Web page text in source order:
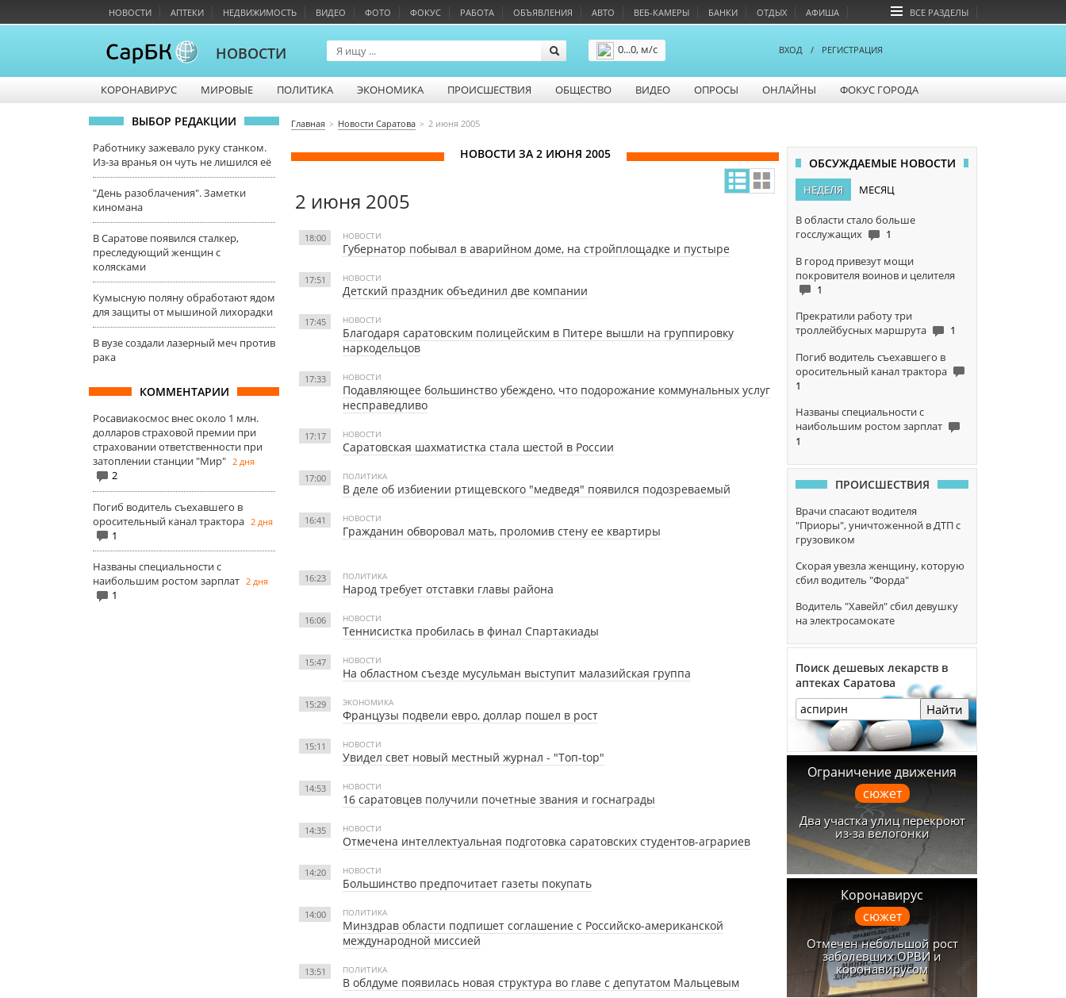
НОВОСТИ АПТЕКИ НЕДВИЖИМОСТЬ ВИДЕО ФОТО ФОКУС РАБОТА ОБЪЯВЛЕНИЯ АВТО ВЕБ-КАМЕРЫ БАНКИ ОТДЫХ АФИША ВСЕ РАЗДЕЛЫ
НОВОСТИ
0...0, м/с
ВХОД / РЕГИСТРАЦИЯ
КОРОНАВИРУС МИРОВЫЕ ПОЛИТИКА ЭКОНОМИКА ПРОИСШЕСТВИЯ ОБЩЕСТВО ВИДЕО ОПРОСЫ ОНЛАЙНЫ ФОКУС ГОРОДА
ВЫБОР РЕДАКЦИИ
Работнику зажевало руку станком.
Из-за вранья он чуть не лишился её
"День разоблачения". Заметки
киномана
В Саратове появился сталкер,
преследующий женщин с
колясками
Кумысную поляну обработают ядом
для защиты от мышиной лихорадки
В вузе создали лазерный меч против
рака
КОММЕНТАРИИ
Росавиакосмос внес около 1 млн.
долларов страховой премии при
страховании ответственности при
затоплении станции "Мир" 2 дня
2
Погиб водитель съехавшего в
оросительный канал трактора 2 дня
1
Названы специальности с
наибольшим ростом зарплат 2 дня
1
Главная Новости Саратова 2 июня 2005
НОВОСТИ ЗА 2 ИЮНЯ 2005
2 июня 2005
18:00 НОВОСТИ
Губернатор побывал в аварийном доме, на стройплощадке и пустыре
17:51 НОВОСТИ
Детский праздник объединил две компании
17:45 НОВОСТИ
Благодаря саратовским полицейским в Питере вышли на группировку
наркодельцов
17:33 НОВОСТИ
Подавляющее большинство убеждено, что подорожание коммунальных услуг
несправедливо
17:17 НОВОСТИ
Саратовская шахматистка стала шестой в России
17:00 ПОЛИТИКА
В деле об избиении ртищевского "медведя" появился подозреваемый
16:41 НОВОСТИ
Гражданин обворовал мать, проломив стену ее квартиры
16:23 ПОЛИТИКА
Народ требует отставки главы района
16:06 НОВОСТИ
Теннисистка пробилась в финал Спартакиады
15:47 НОВОСТИ
На областном съезде мусульман выступит малазийская группа
15:29 ЭКОНОМИКА
Французы подвели евро, доллар пошел в рост
15:11 НОВОСТИ
Увидел свет новый местный журнал - "Топ-top"
14:53 НОВОСТИ
16 саратовцев получили почетные звания и госнаграды
14:35 НОВОСТИ
Отмечена интеллектуальная подготовка саратовских студентов-аграриев
14:20 НОВОСТИ
Большинство предпочитает газеты покупать
14:00 ПОЛИТИКА
Минздрав области подпишет соглашение с Российско-американской
международной миссией
13:51 ПОЛИТИКА
В облдуме появилась новая структура во главе с депутатом Мальцевым
ОБСУЖДАЕМЫЕ НОВОСТИ
НЕДЕЛЯ МЕСЯЦ
В области стало больше
госслужащих
1
В город привезут мощи
покровителя воинов и целителя
1
Прекратили работу три
троллейбусных маршрута
1
Погиб водитель съехавшего в
оросительный канал трактора
1
Названы специальности с
наибольшим ростом зарплат
1
ПРОИСШЕСТВИЯ
Врачи спасают водителя
"Приоры", уничтоженной в ДТП с
грузовиком
Скорая увезла женщину, которую
сбил водитель "Форда"
Водитель "Хавейл" сбил девушку
на электросамокате
Поиск дешевых лекарств в
аптеках Саратова
Найти
Ограничение движения
сюжет
Два участка улиц перекроют
из-за велогонки
Коронавирус
сюжет
Отмечен небольшой рост
заболевших ОРВИ и
коронавирусом